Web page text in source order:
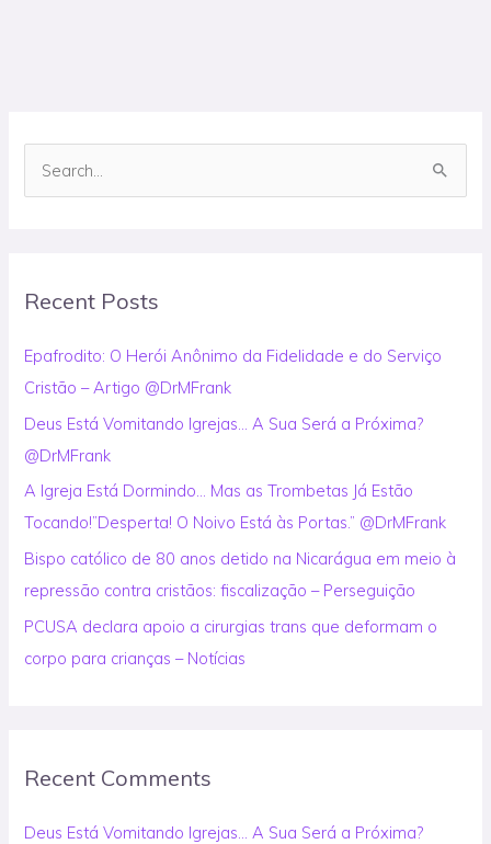
c
f
o
r
:
Recent Posts
Epafrodito: O Herói Anônimo da Fidelidade e do Serviço
Cristão – Artigo @DrMFrank
Deus Está Vomitando Igrejas… A Sua Será a Próxima?
@DrMFrank
A Igreja Está Dormindo… Mas as Trombetas Já Estão
Tocando!”Desperta! O Noivo Está às Portas.” @DrMFrank
Bispo católico de 80 anos detido na Nicarágua em meio à
repressão contra cristãos: fiscalização – Perseguição
PCUSA declara apoio a cirurgias trans que deformam o
corpo para crianças – Notícias
Recent Comments
Deus Está Vomitando Igrejas… A Sua Será a Próxima?